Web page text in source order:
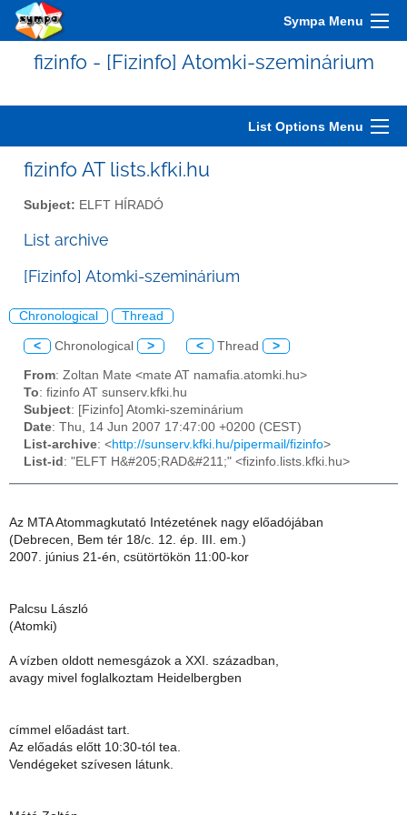
Sympa Menu
fizinfo - [Fizinfo] Atomki-szeminárium
List Options Menu
fizinfo AT lists.kfki.hu
Subject: ELFT HÍRADÓ
List archive
[Fizinfo] Atomki-szeminárium
Chronological Thread
< Chronological > < Thread >
From: Zoltan Mate <mate AT namafia.atomki.hu>
To: fizinfo AT sunserv.kfki.hu
Subject: [Fizinfo] Atomki-szeminárium
Date: Thu, 14 Jun 2007 17:47:00 +0200 (CEST)
List-archive: <http://sunserv.kfki.hu/pipermail/fizinfo>
List-id : "ELFT H&#205;RAD&#211;" <fizinfo.lists.kfki.hu>
Az MTA Atommagkutató Intézetének nagy előadójában
(Debrecen, Bem tér 18/c. 12. ép. III. em.)
2007. június 21-én, csütörtökön 11:00-kor
Palcsu László
(Atomki)
A vízben oldott nemesgázok a XXI. században,
avagy mivel foglalkoztam Heidelbergben
címmel előadást tart.
Az előadás előtt 10:30-tól tea.
Vendégeket szívesen látunk.